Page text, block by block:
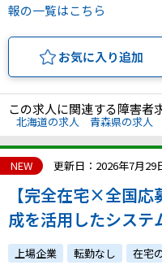
報の一覧はこちら
お気に入り追加
この求人に関連する障害者
北海道の求人 青森県の求人
NEW 更新日：2026年7月29
【完全在宅×全国
成を活用したシステ
ネスを加速させたい
上場企業 転勤なし 在宅